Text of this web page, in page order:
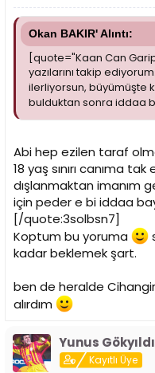
Okan BAKIR' Alıntı:
[quote="Kaan Can
yazılarını takip
ilerliyorsun, büyümüşte
bulduktan sonra iddaa
Abi hep ezilen taraf
18 yaş sınırı canıma
dışlanmaktan imanım
için peder e bi iddaa
[/quote:3solbsn7]
Koptum bu yoruma
kadar beklemek şart.
ben de heralde
alırdım
Yunus
Kayıtlı Üye